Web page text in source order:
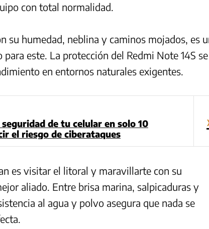
con total normalidad.
su humedad, neblina y caminos mojados, es
este. La protección del Redmi Note 14S se
en entornos naturales exigentes.
de tu celular en solo 10
el riesgo de ciberataques
es visitar el litoral y maravillarte con su
aliado. Entre brisa marina, salpicaduras y
al agua y polvo asegura que nada se